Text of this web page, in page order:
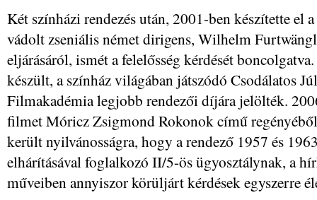
Két színházi rendezés után, 2001-ben készítette el
vádolt zseniális német dirigens, Wilhelm
eljárásáról, ismét a felelősség kérdését
készült, a színház világában játszódó Csodálatos
Filmakadémia legjobb rendezői díjára jelölték.
filmet Móricz Zsigmond Rokonok című
került nyilvánosságra, hogy a rendező 1957 és
elhárításával foglalkozó II/5-ös ügyosztálynak, a
műveiben annyiszor körüljárt kérdések egyszerre